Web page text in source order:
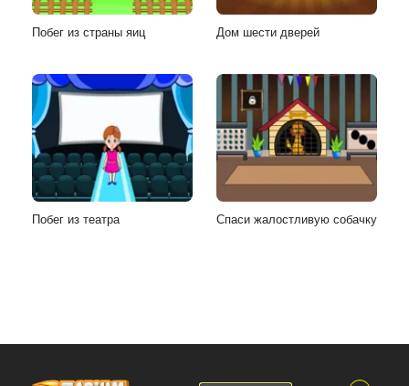
Побег из страны яиц Дом шести дверей
Побег из театра Спаси жалостливую собачку